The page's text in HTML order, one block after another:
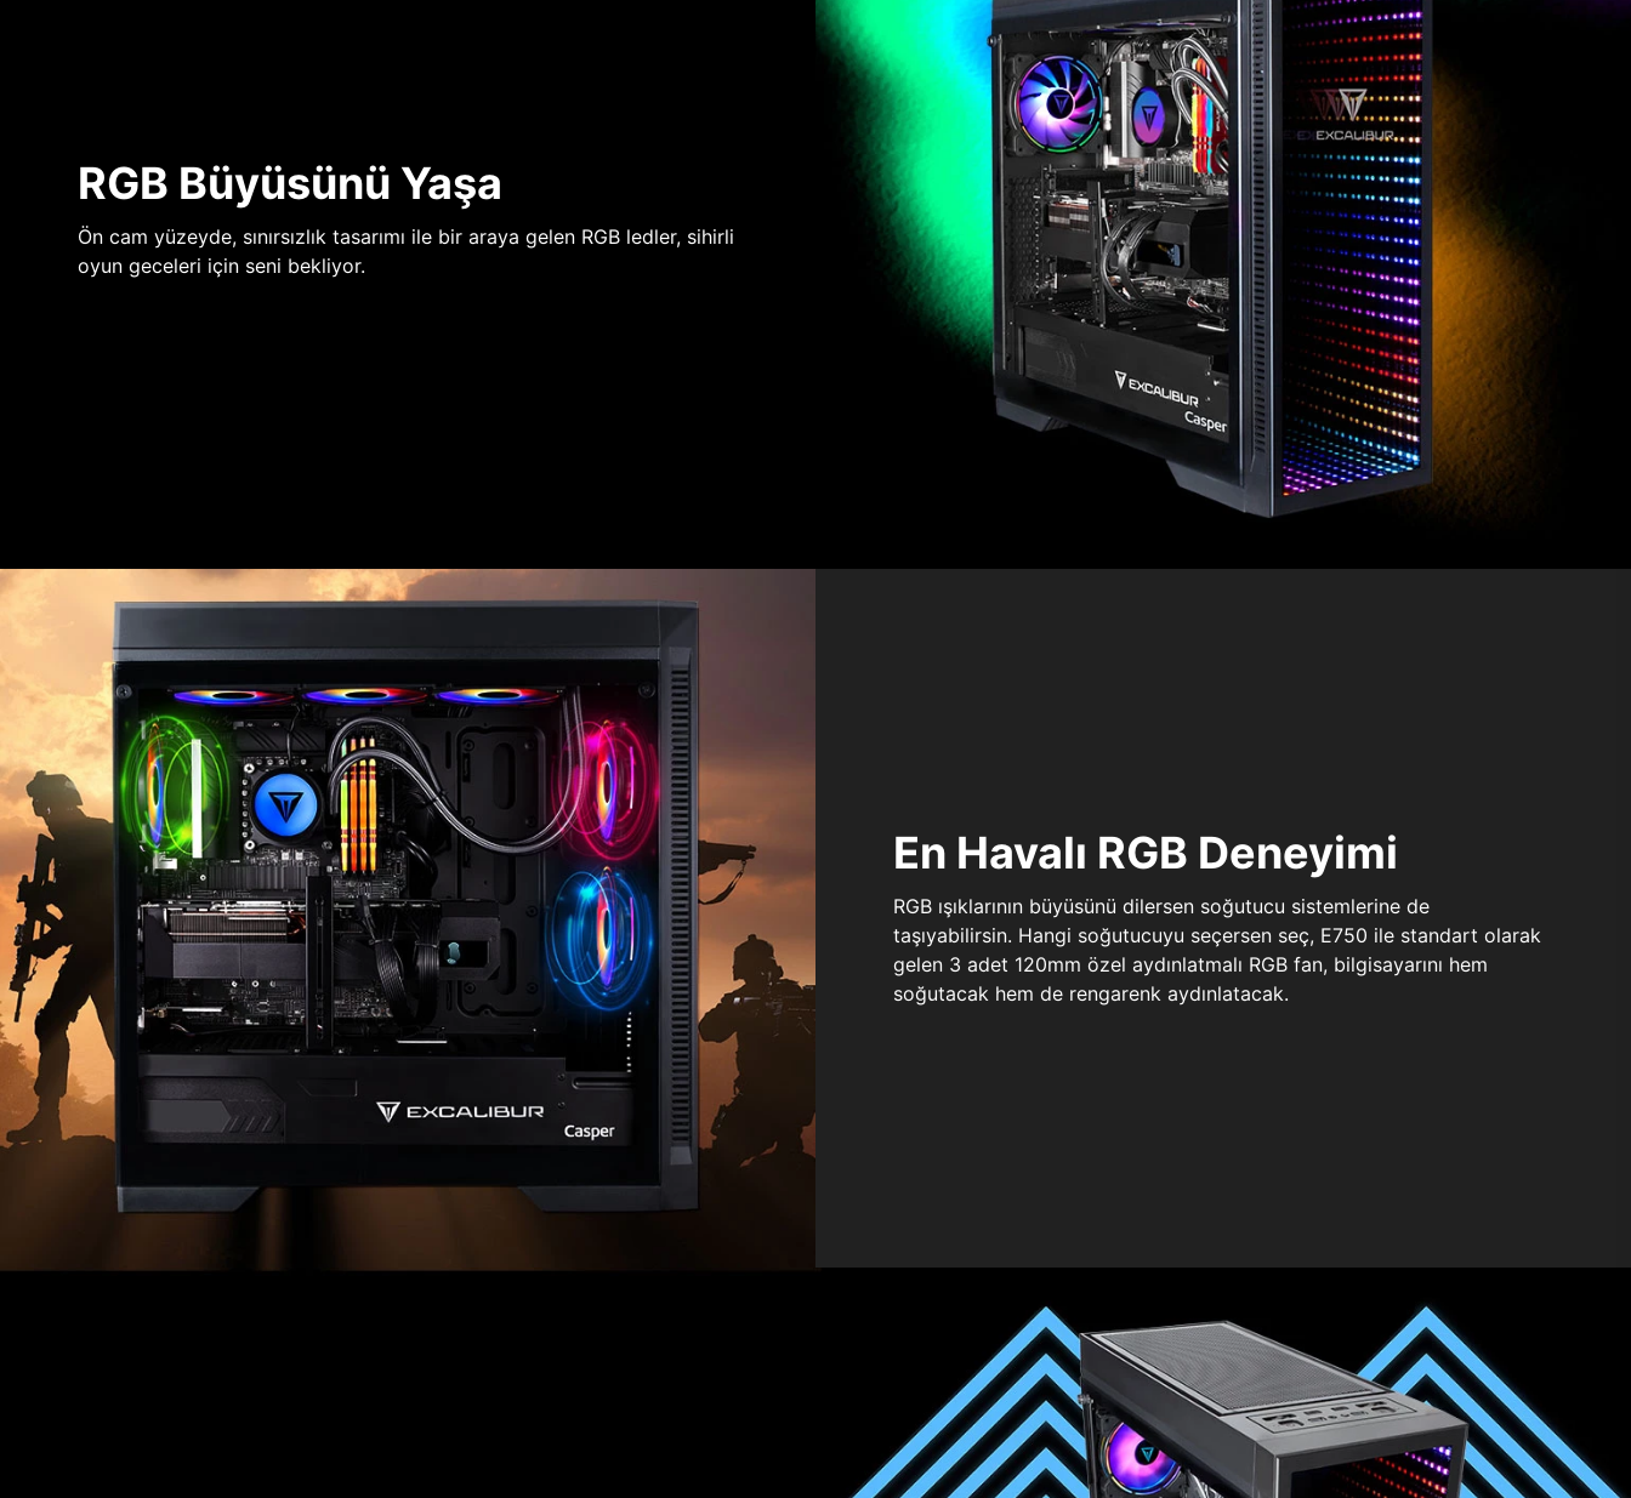
RGB Büyüsünü Yaşa
Ön cam yüzeyde, sınırsızlık tasarımı ile bir araya gelen RGB ledler, sihirli
oyun geceleri için seni bekliyor.
En Havalı RGB Deneyimi
RGB ışıklarının büyüsünü dilersen soğutucu sistemlerine de
taşıyabilirsin. Hangi soğutucuyu seçersen seç, E750 ile standart olarak
gelen 3 adet 120mm özel aydınlatmalı RGB fan, bilgisayarını hem
soğutacak hem de rengarenk aydınlatacak.